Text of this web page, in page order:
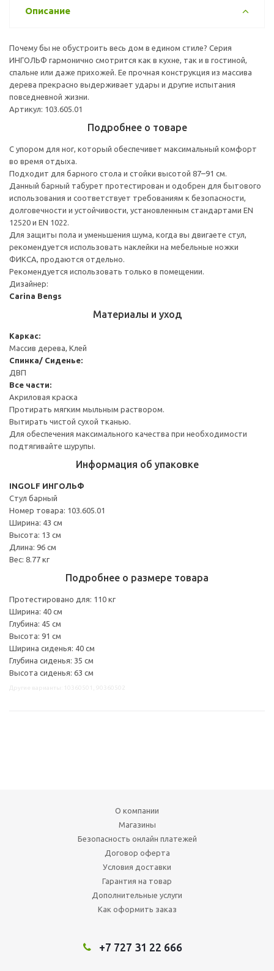
Описание
Почему бы не обустроить весь дом в едином стиле? Серия
ИНГОЛЬФ гармонично смотрится как в кухне, так и в гостиной,
спальне или даже прихожей. Ее прочная конструкция из массива
дерева прекрасно выдерживает удары и другие испытания
повседневной жизни.
Артикул: 103.605.01
Подробнее о товаре
С упором для ног, который обеспечивет максимальный комфорт
во время отдыха.
Подходит для барного стола и стойки высотой 87–91 см.
Данный барный табурет протестирован и одобрен для бытового
использования и соответствует требованиям к безопасности,
долговечности и устойчивости, установленным стандартами EN
12520 и EN 1022.
Для защиты пола и уменьшения шума, когда вы двигаете стул,
рекомендуется использовать наклейки на мебельные ножки
ФИКСА, продаются отдельно.
Рекомендуется использовать только в помещении.
Дизайнер:
Carina Bengs
Материалы и уход
Каркас:
Массив дерева, Клей
Спинка/ Сиденье:
ДВП
Все части:
Акриловая краска
Протирать мягким мыльным раствором.
Вытирать чистой сухой тканью.
Для обеспечения максимального качества при необходимости
подтягивайте шурупы.
Информация об упаковке
INGOLF ИНГОЛЬФ
Стул барный
Номер товара: 103.605.01
Ширина: 43 см
Высота: 13 см
Длина: 96 см
Вес: 8.77 кг
Подробнее о размере товара
Протестировано для: 110 кг
Ширина: 40 см
Глубина: 45 см
Высота: 91 см
Ширина сиденья: 40 см
Глубина сиденья: 35 см
Высота сиденья: 63 см
О компании
Магазины
Безопасность онлайн платежей
Договор оферта
Условия доставки
Гарантия на товар
Дополнительные услуги
Как оформить заказ
+7 727 31 22 666